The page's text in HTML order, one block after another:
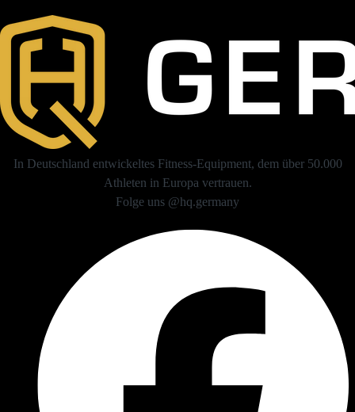
In Deutschland entwickeltes Fitness-Equipment, dem über 50.000
Athleten in Europa vertrauen.
Folge uns @hq.germany